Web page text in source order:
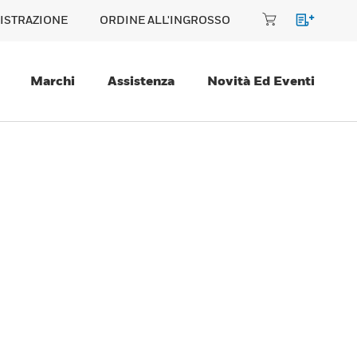
ORDINE ALL'INGROSSO
Marchi Assistenza Novità Ed Eventi